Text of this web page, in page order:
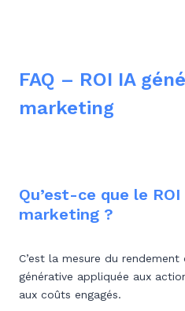
FAQ – ROI IA
marketing
Qu’est-ce que le
marketing ?
C’est la mesure du rendement
générative appliquée aux
aux coûts engagés.